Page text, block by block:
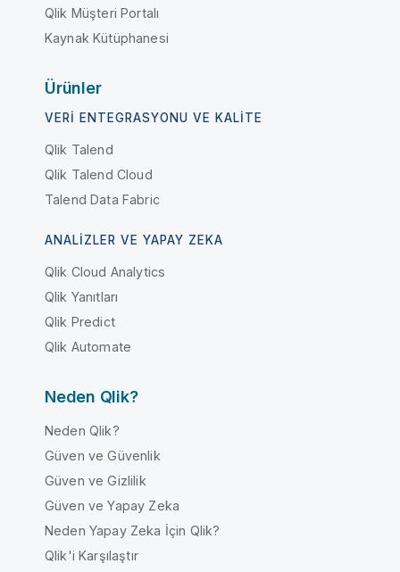
Qlik Müşteri Portalı
Kaynak Kütüphanesi
Ürünler
VERI ENTEGRASYONU VE KALITE
Qlik Talend
Qlik Talend Cloud
Talend Data Fabric
ANALIZLER VE YAPAY ZEKA
Qlik Cloud Analytics
Qlik Yanıtları
Qlik Predict
Qlik Automate
Neden Qlik?
Neden Qlik?
Güven ve Güvenlik
Güven ve Gizlilik
Güven ve Yapay Zeka
Neden Yapay Zeka İçin Qlik?
Qlik'i Karşılaştır